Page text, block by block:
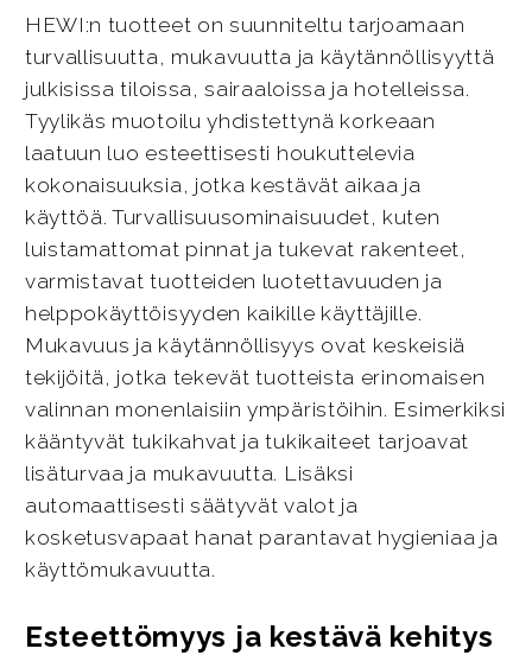
HEWI:n tuotteet on suunniteltu tarjoamaan
turvallisuutta, mukavuutta ja käytännöllisyyttä
julkisissa tiloissa, sairaaloissa ja hotelleissa.
Tyylikäs muotoilu yhdistettynä korkeaan
laatuun luo esteettisesti houkuttelevia
kokonaisuuksia, jotka kestävät aikaa ja
käyttöä. Turvallisuusominaisuudet, kuten
luistamattomat pinnat ja tukevat rakenteet,
varmistavat tuotteiden luotettavuuden ja
helppokäyttöisyyden kaikille käyttäjille.
Mukavuus ja käytännöllisyys ovat keskeisiä
tekijöitä, jotka tekevät tuotteista erinomaisen
valinnan monenlaisiin ympäristöihin. Esimerkiksi
kääntyvät tukikahvat ja tukikaiteet tarjoavat
lisäturvaa ja mukavuutta. Lisäksi
automaattisesti säätyvät valot ja
kosketusvapaat hanat parantavat hygieniaa ja
käyttömukavuutta.
Esteettömyys ja kestävä kehitys